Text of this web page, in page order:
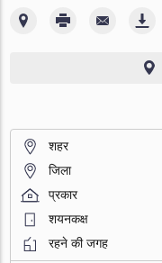
शहर
जिला
प्रकार
शयनकक्ष
रहने की जगह